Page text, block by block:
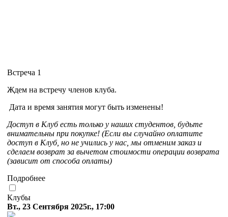
Встреча 1
Ждем на встречу членов клуба.
Дата и время занятия могут быть изменены!
Доступ в Клуб есть только у наших студентов, будьте
внимательны при покупке! (Если вы случайно оплатите
доступ в Клуб, но не учились у нас, мы отменим заказ и
сделаем возврат за вычетом стоимости операции возврата
(зависит от способа оплаты)
Подробнее
Клубы
Вт., 23 Сентября 2025г., 17:00